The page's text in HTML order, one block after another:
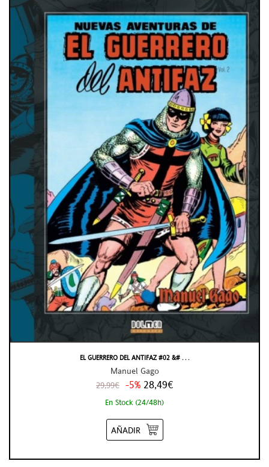
EL GUERRERO DEL ANTIFAZ #02 &# . . .
Manuel Gago
29,99€ -5% 28,49€
En Stock (24/48h)
AÑADIR